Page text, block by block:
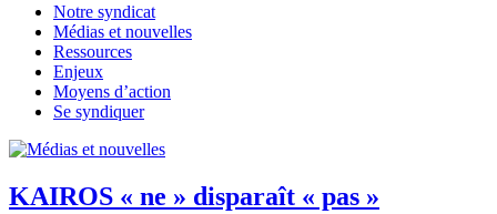
Notre syndicat
Médias et nouvelles
Ressources
Enjeux
Moyens d’action
Se syndiquer
KAIROS « ne » disparaît « pas »